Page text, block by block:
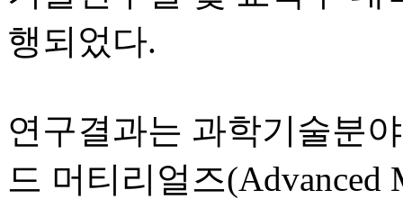
행되었다.
연구결과는 과학기술분
드 머티리얼즈(Advanced